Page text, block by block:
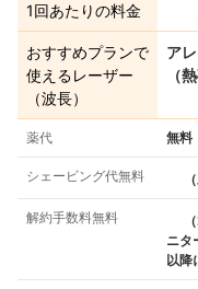
1回あたりの料金
おすすめプランで
使えるレーザー
（波長）
ア
（
薬代 無料
シェービング代無料
解約手数料無料
ニタ
以降